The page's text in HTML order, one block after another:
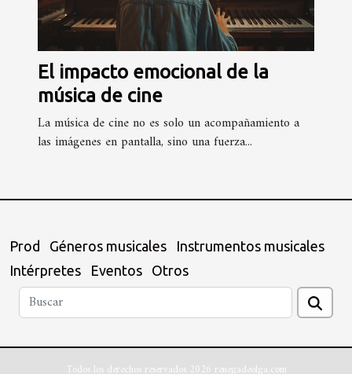
El impacto emocional de la
música de cine
La música de cine no es solo un acompañamiento a
las imágenes en pantalla, sino una fuerza...
Prod Géneros musicales
Instrumentos musicales
Intérpretes
Eventos Otros
Todos los derechos reservados 2026 renegadeolga.com